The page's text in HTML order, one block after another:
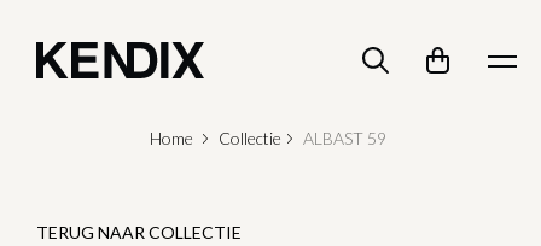
Home Collectie ALBAST 59
TERUG NAAR COLLECTIE